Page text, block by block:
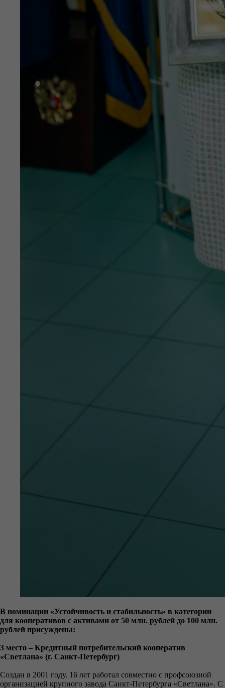
В номинации «Устойчивость и стабильность» в категории
для кооперативов с активами от 50 млн. рублей до 100 млн.
рублей присуждены:
3 место – Кредитный потребительский кооператив
«Светлана» (г. Санкт-Петербург)
Создан в 2001 году. 16 лет работал совместно с профсоюзной
организацией крупного завода Санкт-Петербурга «Светлана». С